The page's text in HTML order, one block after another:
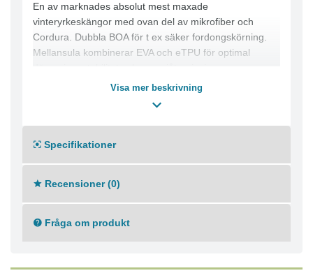
En av marknades absolut mest maxade
vinteryrkeskängor med ovan del av mikrofiber och
Cordura. Dubbla BOA för t ex säker fordongskörning.
Mellansula kombinerar EVA och eTPU för optimal
- Helly Tech membran
- Solarcore Sc_Foam - Baserat på det av NASA
med mindre volym
- HellyGrip Nitrilgummisula för bra fäste på alla typer av
underlag
Visa mer beskrivning
Specifikationer
Recensioner (0)
Fråga om produkt